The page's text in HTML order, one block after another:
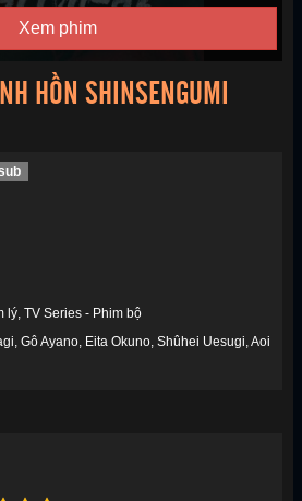
Xem phim
HỒN SHINSENGUMI
lý TV Series - Phim bộ
Gô Ayano Eita Okuno Shûhei Uesugi Aoi